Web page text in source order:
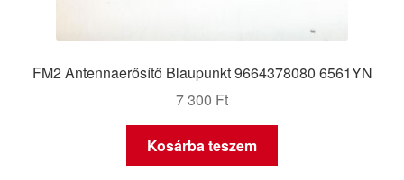
FM2 Antennaerősítő Blaupunkt 9664378080 6561YN
7 300 Ft
Kosárba teszem